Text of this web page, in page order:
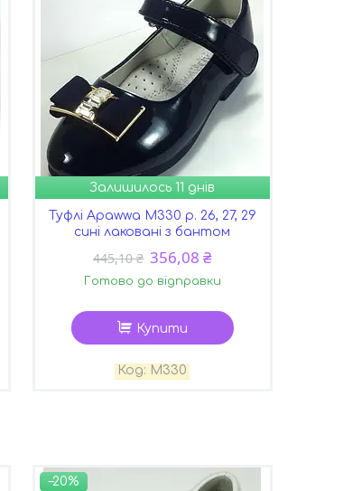
Залишилось 11 днів
Туфлі Apawwa М330 р. 26, 27, 29
сині лаковані з бантом
445,10 ₴ 356,08 ₴
Готово до відправки
Купити
М330
–20%